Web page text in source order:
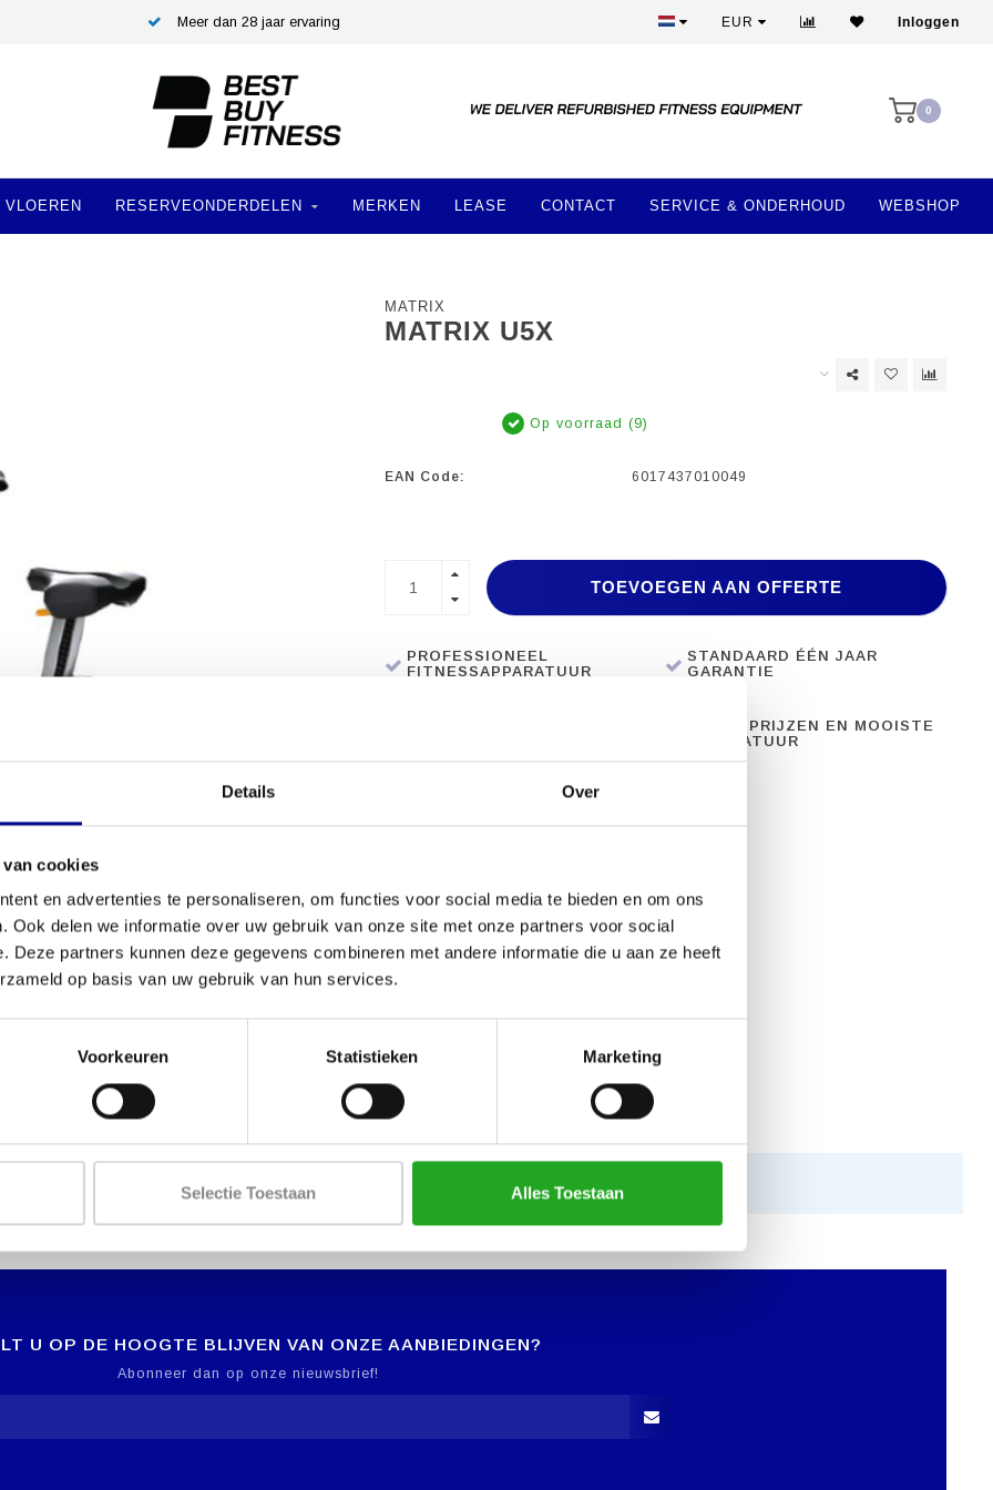
Details Over
cookies
en advertenties te personaliseren, om functies voor social media te bieden en om ons
Ook delen we informatie over uw gebruik van onze site met onze partners voor social
Deze partners kunnen deze gegevens combineren met andere informatie die u aan ze heeft
op basis van uw gebruik van hun services.
Voorkeuren Statistieken Marketing
Selectie Toestaan Alles Toestaan
Meer dan 28 jaar ervaring Beste prijzen en mooiste apparatuur
EUR Inloggen
0
VLOEREN RESERVEONDERDELEN MERKEN LEASE CONTACT SERVICE & ONDERHOUD WEBSHOP
MATRIX
MATRIX U5X
Op voorraad (9)
EAN Code: 6017437010049
TOEVOEGEN AAN OFFERTE
PROFESSIONEEL
FITNESSAPPARATUUR
STANDAARD ÉÉN JAAR
GARANTIE
BESTE PRIJZEN EN MOOISTE
APPARATUUR
U OP DE HOOGTE BLIJVEN VAN ONZE AANBIEDINGEN?
Abonneer dan op onze nieuwsbrief!